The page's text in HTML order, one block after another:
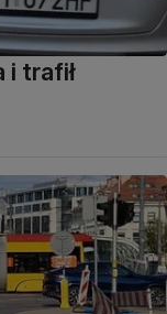
i trafił